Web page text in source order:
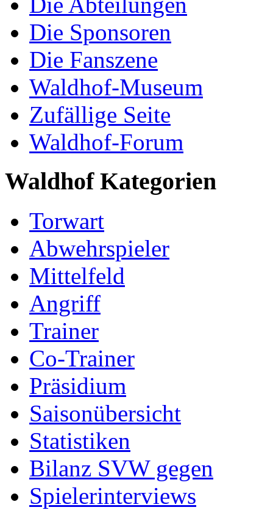
Die Sponsoren
Die Fanszene
Waldhof-Museum
Zufällige Seite
Waldhof-Forum
Waldhof Kategorien
Torwart
Abwehrspieler
Mittelfeld
Angriff
Trainer
Co-Trainer
Präsidium
Saisonübersicht
Statistiken
Bilanz SVW gegen
Spielerinterviews